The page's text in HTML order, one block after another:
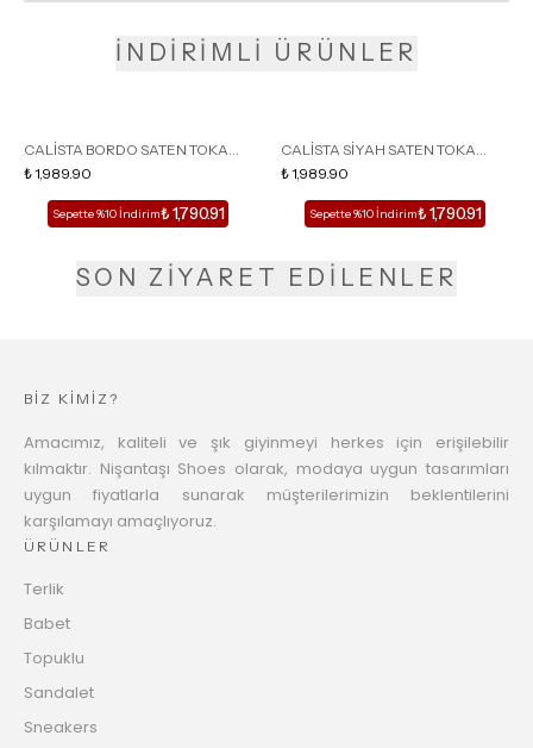
İNDİRİMLİ ÜRÜNLER
CALİSTA BORDO SATEN TOKA
DETAY SİVRİ BURUN KADIN
TOPUKLU TERLİK
₺ 1,989.90
Sepette %10 İndirim₺ 1,790.91
CALİSTA SİYAH SATEN TOKA
DETAY SİVRİ BURUN KADIN
TOPUKLU TERLİK
₺ 1,989.90
Sepette %10 İndirim₺ 1,790.91
SON ZİYARET EDİLENLER
BİZ KİMİZ?
Amacımız, kaliteli ve şık giyinmeyi herkes için erişilebilir
kılmaktır. Nişantaşı Shoes olarak, modaya uygun tasarımları
uygun fiyatlarla sunarak müşterilerimizin beklentilerini
karşılamayı amaçlıyoruz.
ÜRÜNLER
Terlik
Babet
Topuklu
Sandalet
Sneakers